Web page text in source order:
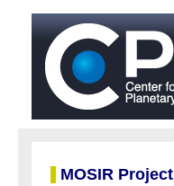
MOSIR Project